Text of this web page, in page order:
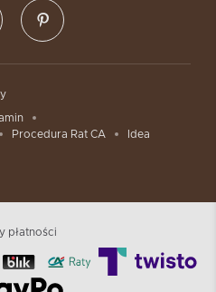
Procedura Rat CA Idea
płatności